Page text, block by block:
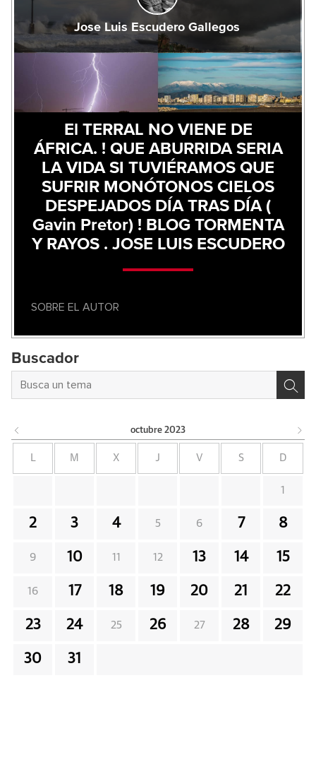
Jose Luis Escudero Gallegos
El TERRAL NO VIENE DE
ÁFRICA. ! QUE ABURRIDA SERIA
LA VIDA SI TUVIÉRAMOS QUE
SUFRIR MONÓTONOS CIELOS
DESPEJADOS DÍA TRAS DÍA (
Gavin Pretor) ! BLOG TORMENTA
Y RAYOS . JOSE LUIS ESCUDERO
SOBRE EL AUTOR
Buscador
octubre 2023
L M X J V S D
1
2 3 4 5 6 7 8
9 10 11 12 13 14 15
16 17 18 19 20 21 22
23 24 25 26 27 28 29
30 31